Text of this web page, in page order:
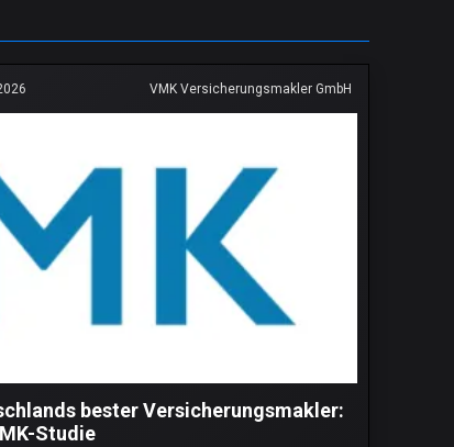
VMK Versicherungsmakler GmbH
bester Versicherungsmakler:
Studie